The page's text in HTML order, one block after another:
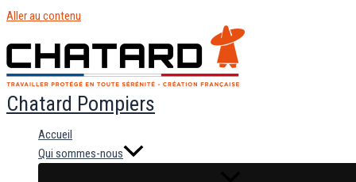
Aller au contenu
Chatard Pompiers
Accueil
Qui sommes-nous